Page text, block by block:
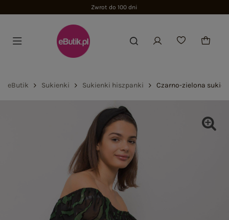
Zwrot do 100 dni
eButik Sukienki Sukienki hiszpanki Czarno-zielona